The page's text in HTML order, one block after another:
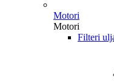
Motori
Motori
Filteri